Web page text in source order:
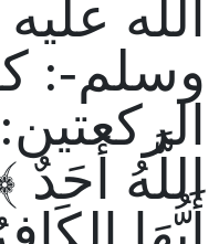
الله
وسلم-:
اللَّهُ أَحَدٌ